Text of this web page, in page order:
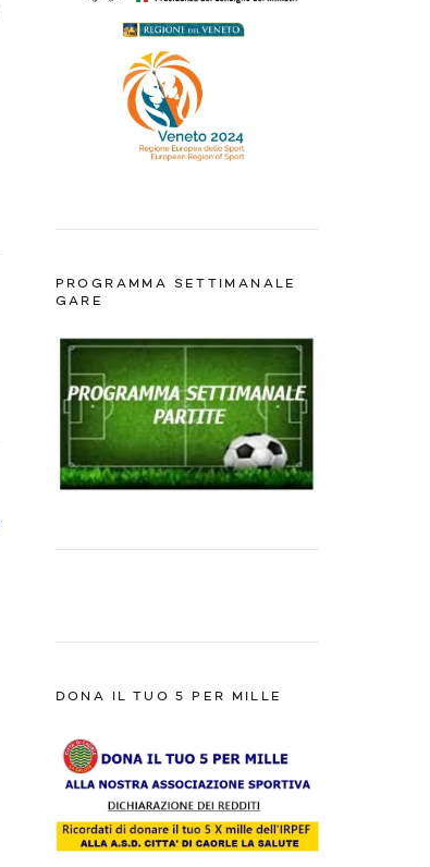
PROGRAMMA SETTIMANALE
GARE
DONA IL TUO 5 PER MILLE